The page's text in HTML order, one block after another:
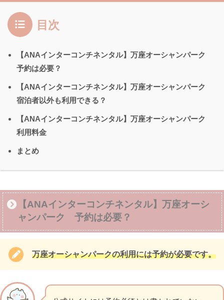
目次
【ANAインターコンチネンタル】万座オーシャンパーク
予約は必要？
【ANAインターコンチネンタル】万座オーシャンパーク
宿泊者以外も利用できる？
【ANAインターコンチネンタル】万座オーシャンパーク
利用料金
まとめ
【ANAインターコンチネンタル】万座オーシ
ャンパーク 予約は必要？
万座オーシャンパークの利用には予約が必要です。